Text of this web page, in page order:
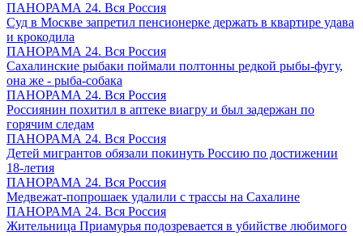
ПАНОРАМА 24. Вся Россия
Суд в Москве запретил пенсионерке держать в квартире удава
и крокодила
ПАНОРАМА 24. Вся Россия
Сахалинские рыбаки поймали полтонны редкой рыбы-фугу,
она же - рыба-собака
ПАНОРАМА 24. Вся Россия
Россиянин похитил в аптеке виагру и был задержан по
горячим следам
ПАНОРАМА 24. Вся Россия
Детей мигрантов обязали покинуть Россию по достижении
18-летия
ПАНОРАМА 24. Вся Россия
Медвежат-попрошаек удалили с трассы на Сахалине
ПАНОРАМА 24. Вся Россия
Жительница Приамурья подозревается в убийстве любимого